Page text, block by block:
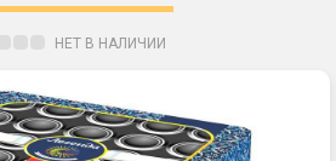
НЕТ В НАЛИЧИИ